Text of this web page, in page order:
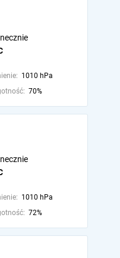
1010 hPa
70%
1010 hPa
72%